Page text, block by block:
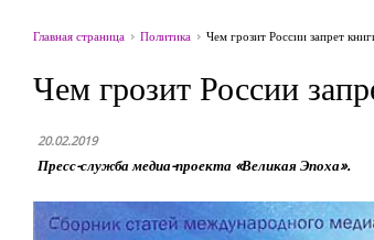
Главная страница Политика Чем грозит России запрет
Чем грозит России
20.02.2019
Пресс-служба медиа-проекта «Великая Эпоха».